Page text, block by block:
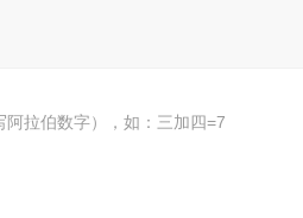
拉伯数字），如：三加四=7